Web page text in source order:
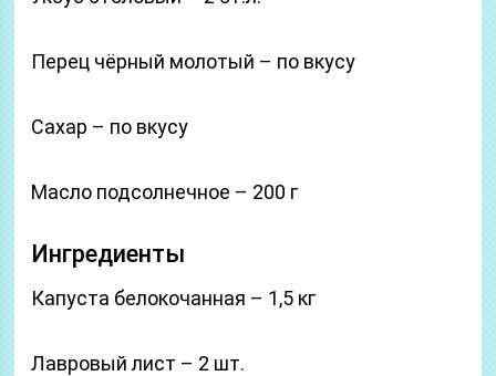
Перец чёрный молотый – по вкусу
Сахар – по вкусу
Масло подсолнечное – 200 г
Ингредиенты
Капуста белокочанная – 1,5 кг
Лавровый лист – 2 шт.